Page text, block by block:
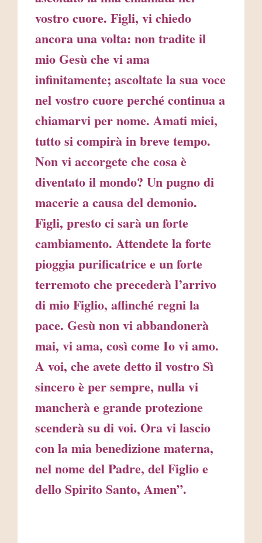
vostro cuore. Figli, vi chiedo
ancora una volta: non tradite il
mio Gesù che vi ama
infinitamente; ascoltate la sua voce
nel vostro cuore perché continua a
chiamarvi per nome. Amati miei,
tutto si compirà in breve tempo.
Non vi accorgete che cosa è
diventato il mondo? Un pugno di
macerie a causa del demonio.
Figli, presto ci sarà un forte
cambiamento. Attendete la forte
pioggia purificatrice e un forte
terremoto che precederà l’arrivo
di mio Figlio, affinché regni la
pace. Gesù non vi abbandonerà
mai, vi ama, così come Io vi amo.
A voi, che avete detto il vostro Sì
sincero è per sempre, nulla vi
mancherà e grande protezione
scenderà su di voi. Ora vi lascio
con la mia benedizione materna,
nel nome del Padre, del Figlio e
dello Spirito Santo, Amen”.